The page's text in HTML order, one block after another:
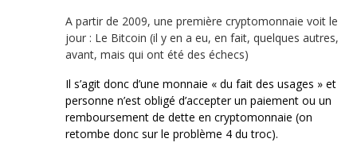
A partir de 2009, une première cryptomonnaie voit le
jour : Le Bitcoin (il y en a eu, en fait, quelques autres,
avant, mais qui ont été des échecs)
Il s’agit donc d’une monnaie « du fait des usages » et
personne n’est obligé d’accepter un paiement ou un
remboursement de dette en cryptomonnaie (on
retombe donc sur le problème 4 du troc).